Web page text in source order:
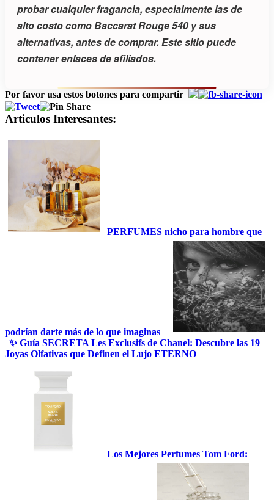
probar cualquier fragancia, especialmente las de
alto costo como Baccarat Rouge 540 y sus
alternativas, antes de comprar. Este sitio puede
contener enlaces de afiliados.
Por favor usa estos botones para compartir
Articulos Interesantes:
PERFUMES nicho para hombre que
podrían darte más de lo que imaginas
✨ Guía SECRETA Les Exclusifs de Chanel: Descubre las 19
Joyas Olfativas que Definen el Lujo ETERNO
Los Mejores Perfumes Tom Ford: